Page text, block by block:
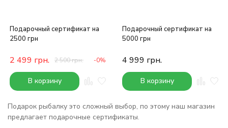
Подарочный сертификат на
2500 грн
2 499 грн. 2 500грн. -0%
В корзину
Подарочный сертификат на
5000 грн
4 999 грн.
В корзину
Подарок рыбалку это сложный выбор, по этому наш магазин
предлагает подарочные сертификаты.